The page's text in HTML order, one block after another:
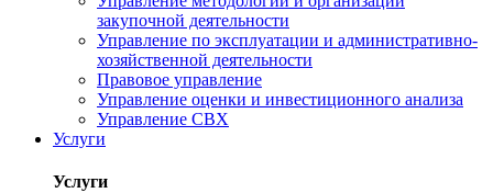
закупочной деятельности
Управление по эксплуатации и административно-
хозяйственной деятельности
Правовое управление
Управление оценки и инвестиционного анализа
Управление СВХ
Услуги
Услуги